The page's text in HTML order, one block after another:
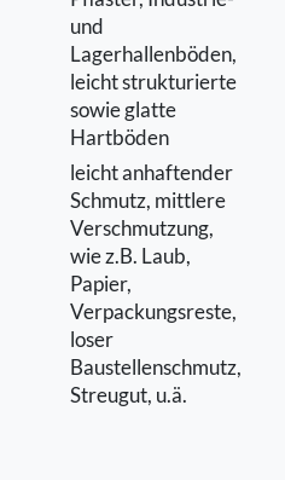
und
Lagerhallenböden,
leicht strukturierte
sowie glatte
Hartböden
leicht anhaftender
Schmutz, mittlere
Verschmutzung,
wie z.B. Laub,
Papier,
Verpackungsreste,
loser
Baustellenschmutz,
Streugut, u.ä.